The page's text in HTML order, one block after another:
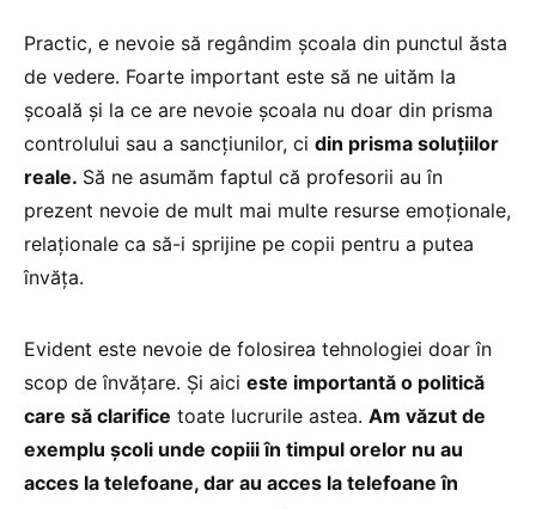
Practic, e nevoie să regândim școala din punctul ăsta
de vedere. Foarte important este să ne uităm la
școală și la ce are nevoie școala nu doar din prisma
controlului sau a sancțiunilor, ci din prisma soluțiilor
reale. Să ne asumăm faptul că profesorii au în
prezent nevoie de mult mai multe resurse emoționale,
relaționale ca să-i sprijine pe copii pentru a putea
învăța.
Evident este nevoie de folosirea tehnologiei doar în
scop de învățare. Și aici este importantă o politică
care să clarifice toate lucrurile astea. Am văzut de
exemplu școli unde copiii în timpul orelor nu au
acces la telefoane, dar au acces la telefoane în